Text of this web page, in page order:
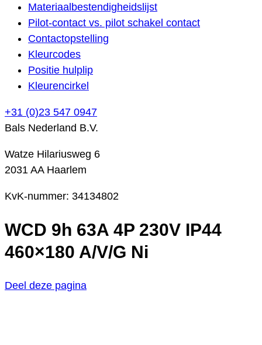
Materiaalbestendigheidslijst
Pilot-contact vs. pilot schakel contact
Contactopstelling
Kleurcodes
Positie hulplip
Kleurencirkel
+31 (0)23 547 0947
Bals Nederland B.V.
Watze Hilariusweg 6
2031 AA Haarlem
KvK-nummer: 34134802
WCD 9h 63A 4P 230V IP44
460×180 A/V/G Ni
Deel deze pagina